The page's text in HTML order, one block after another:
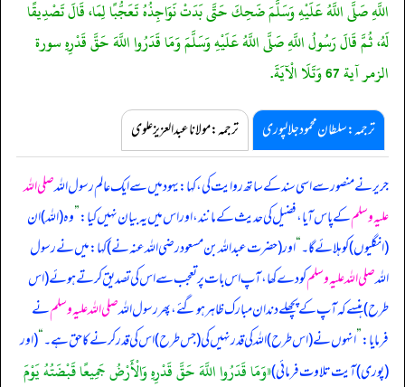
اللَّهِ صَلَّى اللَّهُ عَلَيْهِ وَسَلَّمَ ضَحِكَ حَتَّى بَدَتْ نَوَاجِذُهُ تَعَجُّبًا لِمَا، قَالَ تَصْدِيقًا
لَهُ، ثُمَّ قَالَ رَسُولُ اللَّهِ صَلَّى اللَّهُ عَلَيْهِ وَسَلَّمَ وَمَا قَدَرُوا اللَّهَ حَقَّ قَدْرِهِ سورة
الزمر آية 67 وَتَلَا الْآيَةَ.
ترجمہ:سلطان محمود جلالپوری ترجمہ:مولانا عبدالعزیز علوی
جریر نے منصور سے اسی سند کے ساتھ روایت کی، کہا: یہود میں سے ایک عالم رسول اللہصلی اللہ
علیہ وسلمکے پاس آیا، فضیل کی حدیث کے مانند، اور اس میں یہ بیان نہیں کیا:”وہ (اللہ) ان
(انگلیوں) کو ہلائے گا۔“اور (حضرت عبداللہ بن مسعود رضی اللہ عنہ نے) کہا: میں نے رسول
اللہصلی اللہ علیہ وسلمکو دے کھا، آپ اس بات پر تعجب سے اس کی تصدیق کرتے ہوئے (اس
طرح) ہنسے کہ آپ کے پچھلے دندان مبارک ظاہر ہو گئے، پھر رسول اللہصلی اللہ علیہ وسلمنے
فرمایا:”انہوں نے (اس طرح) اللہ کی قدر نہیں کی (جس طرح) اس کی قدر کرنے کا حق ہے۔“(اور
(پوری) آیت تلاوت فرمائی)«وَمَا قَدَرُوا اللَّهَ حَقَّ قَدْرِهِ وَالْأَرْضُ جَمِيعًا قَبْضَتُهُ يَوْمَ